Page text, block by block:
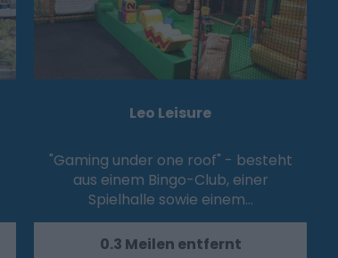
Leo Leisure
"Gaming under one roof" - besteht
aus einem Bingo-Club, einer
Spielhalle sowie einem…
0.3 Meilen entfernt